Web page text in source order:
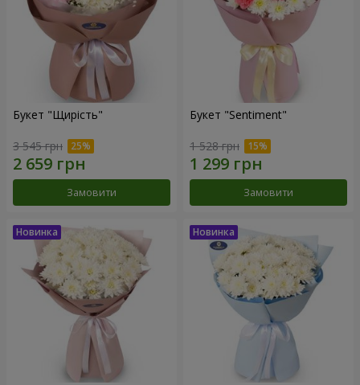
Букет "Щирість"
3 545 грн
Замовити
Букет "Sentiment"
1 528 грн
Замовити